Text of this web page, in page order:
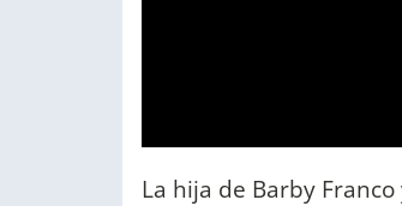
La hija de Barby